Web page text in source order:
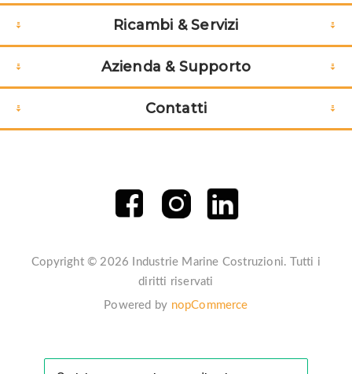
Ricambi & Servizi
Azienda & Supporto
Contatti
Copyright © 2026 Industrie Marine Costruzioni. Tutti i
diritti riservati
Powered by nopCommerce